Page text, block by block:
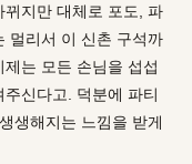
지만 대체로 포도, 파
멀리서 이 신촌 구석까
는 모든 손님을 섭섭
신다고. 덕분에 파티
생해지는 느낌을 받게